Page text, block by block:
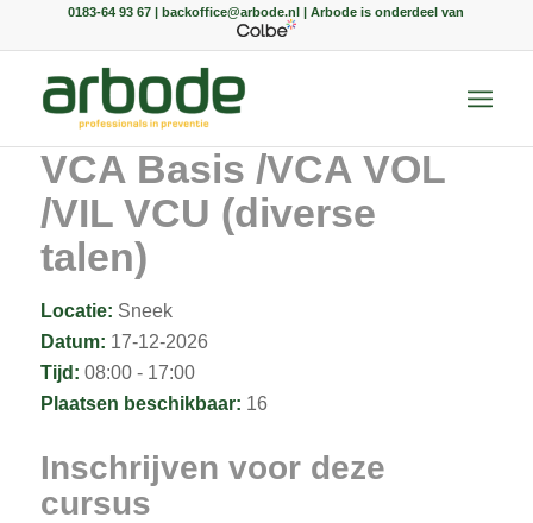
0183-64 93 67 | backoffice@arbode.nl | Arbode is onderdeel van
VCA Basis /VCA VOL
/VIL VCU (diverse
talen)
Locatie: Sneek
Datum: 17-12-2026
Tijd: 08:00 - 17:00
Plaatsen beschikbaar: 16
Inschrijven voor deze
cursus